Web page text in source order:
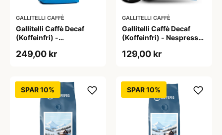
GALLITELLI CAFFÈ
Gallitelli Caffè Decaf
(Koffeinfri) -
249,00 kr
GALLITELLI CAFFÈ
Gallitelli Caffè Decaf
(Koffeinfri) - Nespresso
stk.
129,00 kr
SPAR 10% SPAR 10%